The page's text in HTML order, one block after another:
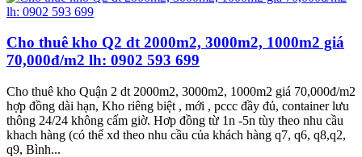
Cho thuê kho Q2 dt 2000m2, 3000m2, 1000m2 giá
70,000đ/m2 lh: 0902 593 699
Cho thuê kho Quận 2 dt 2000m2, 3000m2, 1000m2 giá 70,000đ/m2
hợp đồng dài hạn, Kho riêng biệt , mới , pccc đầy đủ, container lưu
thông 24/24 không cấm giờ. Hơp đồng từ 1n -5n tùy theo nhu cầu
khach hàng (có thể xd theo nhu cầu của khách hàng q7, q6, q8,q2,
q9, Bình...